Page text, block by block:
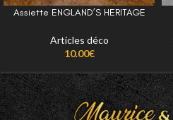
Assiette ENGLAND’S HERITAGE
Articles déco
10.00€